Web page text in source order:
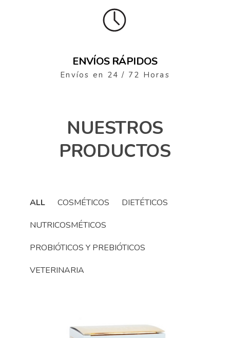
ENVÍOS RÁPIDOS
Envíos en 24 / 72 Horas
NUESTROS
PRODUCTOS
ALL COSMÉTICOS
DIETÉTICOS
NUTRICOSMÉTICOS
PROBIÓTICOS Y PREBIÓTICOS
VETERINARIA